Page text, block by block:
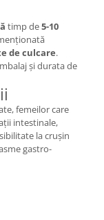
timp de5-10
de culcare.
și durata de
femeilor care
intestinale,
la crușin
gastro-